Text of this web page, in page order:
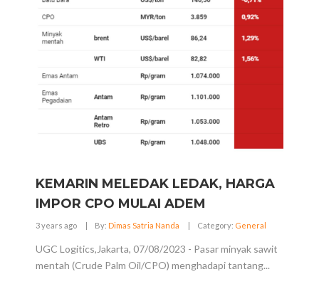
KEMARIN MELEDAK LEDAK, HARGA
IMPOR CPO MULAI ADEM
3 years ago | By: Dimas Satria Nanda | Category: General
UGC Logitics,Jakarta, 07/08/2023 - Pasar minyak sawit
mentah (Crude Palm Oil/CPO) menghadapi tantang...